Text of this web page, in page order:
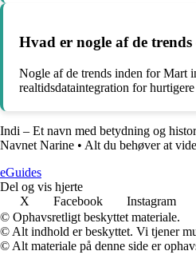
Hvad er nogle af de
Nogle af de trends inden for Mart
realtidsdataintegration for
Indi – Et navn med betydning og
Navnet Narine • Alt du behøver at
eGuides
Del og vis hjerte
X
Facebook Instagram
© Ophavsretligt beskyttet materiale.
© Alt indhold er beskyttet. Vi tjener
© Alt materiale på denne side er